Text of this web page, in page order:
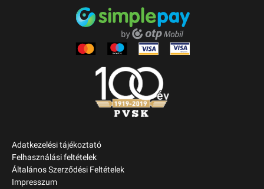
Adatkezelési tájékoztató
Felhasználási feltételek
Általános Szerződési Feltételek
Impresszum